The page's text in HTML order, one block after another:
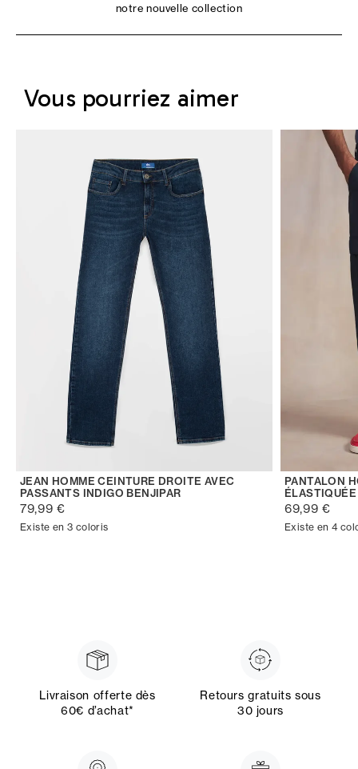
notre nouvelle collection
Vous pourriez aimer
JEAN HOMME CEINTURE DROITE AVEC
PASSANTS INDIGO BENJIPAR
79,99 €
Existe en 3 coloris
PANTALON
69,99 €
Existe en 4
Livraison offerte dès
60€ d’achat*
Retours gratuits sous
30 jours